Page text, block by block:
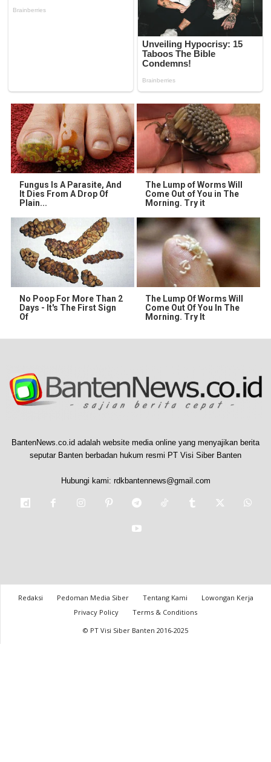
Fungus Is A Parasite, And
It Dies From A Drop Of
Plain...
The Lump of Worms Will
Come Out of You in The
Morning. Try it
No Poop For More Than 2
Days - It's The First Sign
Of
The Lump Of Worms Will
Come Out Of You In The
Morning. Try It
BantenNews.co.id adalah website media online yang menyajikan berita
seputar Banten berbadan hukum resmi PT Visi Siber Banten
Hubungi kami: rdkbantennews@gmail.com
Redaksi Pedoman Media Siber Tentang Kami
Lowongan Kerja
Privacy Policy
Terms & Conditions
© PT Visi Siber Banten 2016-2025